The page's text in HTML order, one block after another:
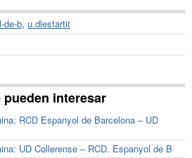
de-b, u.dlestartit
interesar
RCD Espanyol de Barcelona – UD
UD Collerense – RCD. Espanyol de B